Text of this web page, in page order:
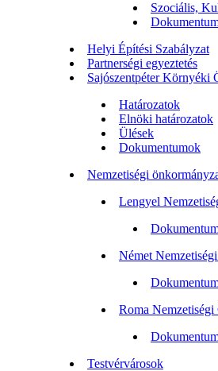
Szociális,
Helyi Építési Szabályzat
Partnerségi egyeztetés
Sajószentpéter Környéki
Határozatok
Elnöki határozatok
Ülések
Dokumentumok
Nemzetiségi
Lengyel
Német
Roma
Testvérvárosok